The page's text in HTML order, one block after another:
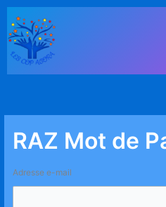
Aller
contenu
RAZ Mot de
Adresse e-mail